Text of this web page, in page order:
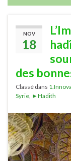
NOV
18
des
Classé dans
Syrie ►Hadith